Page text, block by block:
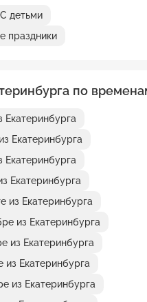
С детьми
праздники
по
Екатеринбурга
Екатеринбурга
Екатеринбурга
Екатеринбурга
из Екатеринбурга
из Екатеринбурга
из Екатеринбурга
из Екатеринбурга
из Екатеринбурга